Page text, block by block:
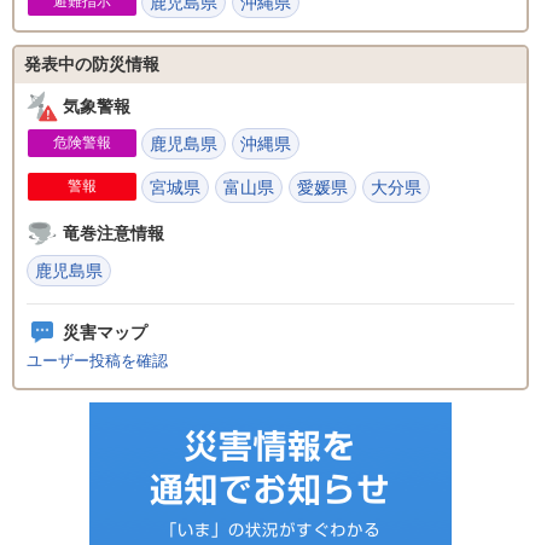
発表中の防災情報
気象警報
危険警報 鹿児島県 沖縄県
警報 宮城県 富山県 愛媛県 大分県
竜巻注意情報
鹿児島県
災害マップ
ユーザー投稿を確認